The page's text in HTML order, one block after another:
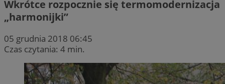
Wkrótce rozpocznie się termomodernizacja
„harmonijki”
05 grudnia 2018 06:45
Czas czytania: 4 min.